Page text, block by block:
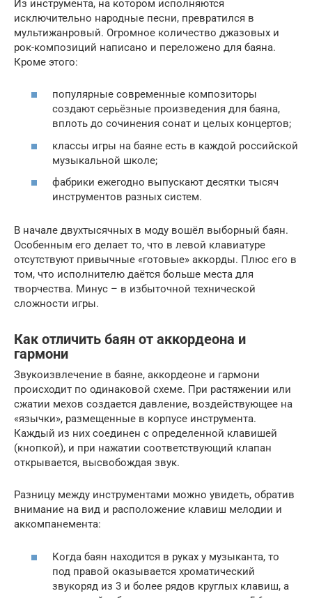
Из инструмента, на котором исполняются
исключительно народные песни, превратился в
мультижанровый. Огромное количество джазовых и
рок-композиций написано и переложено для баяна.
Кроме этого:
популярные современные композиторы
создают серьёзные произведения для баяна,
вплоть до сочинения сонат и целых концертов;
классы игры на баяне есть в каждой российской
музыкальной школе;
фабрики ежегодно выпускают десятки тысяч
инструментов разных систем.
В начале двухтысячных в моду вошёл выборный баян.
Особенным его делает то, что в левой клавиатуре
отсутствуют привычные «готовые» аккорды. Плюс его в
том, что исполнителю даётся больше места для
творчества. Минус – в избыточной технической
сложности игры.
Как отличить баян от аккордеона и
гармони
Звукоизвлечение в баяне, аккордеоне и гармони
происходит по одинаковой схеме. При растяжении или
сжатии мехов создается давление, воздействующее на
«язычки», размещенные в корпусе инструмента.
Каждый из них соединен с определенной клавишей
(кнопкой), и при нажатии соответствующий клапан
открывается, высвобождая звук.
Разницу между инструментами можно увидеть, обратив
внимание на вид и расположение клавиш мелодии и
аккомпанемента:
Когда баян находится в руках у музыканта, то
под правой оказывается хроматический
звукоряд из 3 и более рядов круглых клавиш, а